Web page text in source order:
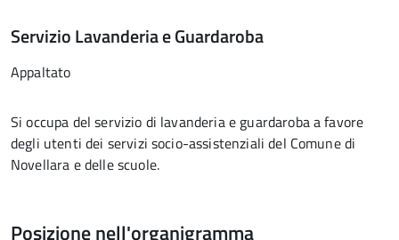
Servizio Lavanderia e Guardaroba
Appaltato
Si occupa del servizio di lavanderia e guardaroba a favore
degli utenti dei servizi socio-assistenziali del Comune di
Novellara e delle scuole.
Posizione nell'organigramma